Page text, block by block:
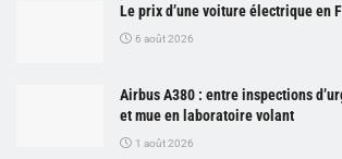
Le prix d’une voiture électrique en
6 août 2026
Airbus A380 : entre inspections
et mue en laboratoire volant
1 août 2026